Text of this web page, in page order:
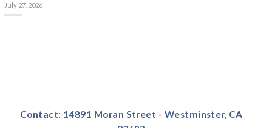
July 27, 2026
Contact: 14891 Moran Street - Westminster, CA